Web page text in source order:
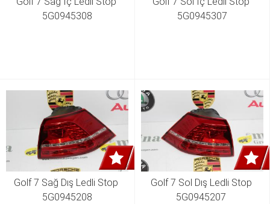
5G0945308
5G0945307
Golf 7 Sağ Dış Ledli Stop
5G0945208
Golf 7 Sol Dış Ledli Stop
5G0945207